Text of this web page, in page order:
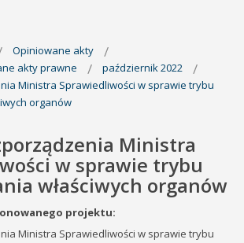
Opiniowane akty
akty prawne
październik 2022
Ministra Sprawiedliwości w sprawie trybu
organów
Ministra
w sprawie trybu
właściwych organów
projektu:
Ministra Sprawiedliwości w sprawie trybu